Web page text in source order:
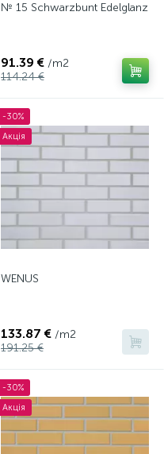
№ 15 Schwarzbunt Edelglanz
91.39 € /m2
114.24 €
-30%
Акція
WENUS
133.87 € /m2
191.25 €
-30%
Акція